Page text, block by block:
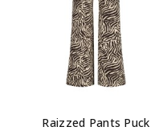
Raizzed Pants Puck